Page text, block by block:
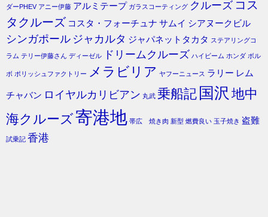
ダーPHEV アニー伊藤 アルミテープ ガラスコーティング クルーズ コス
タクルーズ コスタ・フォーチュナ サムイ シアヌークビル
シンガポール ジャカルタ ジャパネットタカタ ステアリングコ
ラム テリー伊藤さん ディーゼル ドリームクルーズ ハイビーム ホンダ ボル
ボ ポリッシュファクトリー メラビリア ヤフーニュース ラリー レム
チャバン ロイヤルカリビアン 丸武 乗船記 国沢 地中
海クルーズ寄港地 帯広 焼き肉 新型 燃費良い 玉子焼き 盗難
試乗記 香港